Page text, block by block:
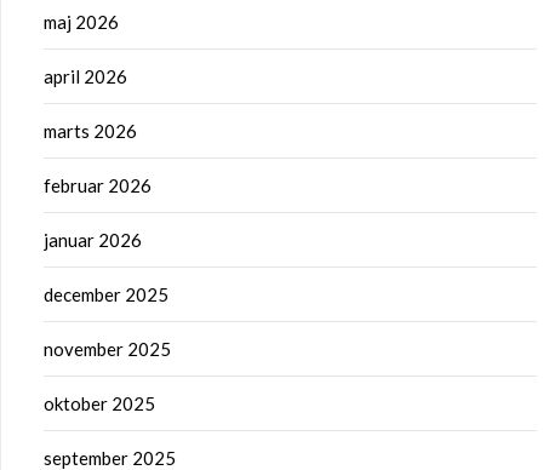
maj 2026
april 2026
marts 2026
februar 2026
januar 2026
december 2025
november 2025
oktober 2025
september 2025